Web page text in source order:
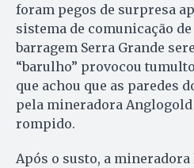
foram pegos de surpresa
sistema de comunicação
barragem Serra Grande
“barulho” provocou
que achou que as paredes
pela mineradora
rompido.
Após o susto, a mineradora